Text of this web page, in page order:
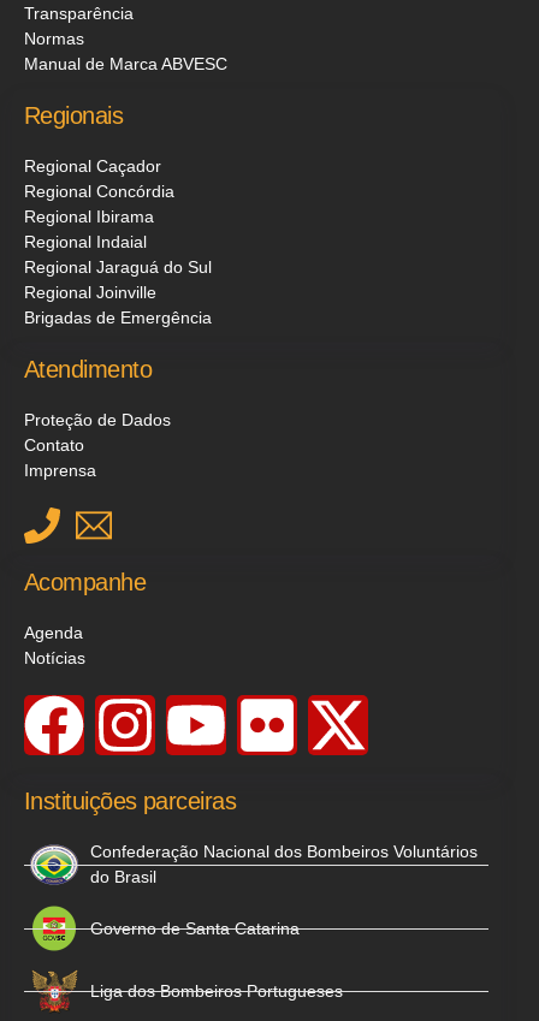
Transparência
Normas
Manual de Marca ABVESC
Regionais
Regional Caçador
Regional Concórdia
Regional Ibirama
Regional Indaial
Regional Jaraguá do Sul
Regional Joinville
Brigadas de Emergência
Atendimento
Proteção de Dados
Contato
Imprensa
Acompanhe
Agenda
Notícias
Instituições parceiras
Confederação Nacional dos Bombeiros Voluntários
do Brasil
Governo de Santa Catarina
Liga dos Bombeiros Portugueses